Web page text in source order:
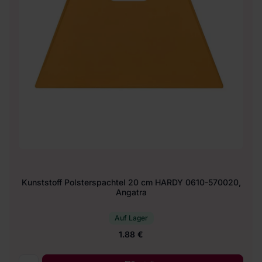
Kunststoff Polsterspachtel 20 cm HARDY 0610-570020,
Angatra
Auf Lager
1.88 €